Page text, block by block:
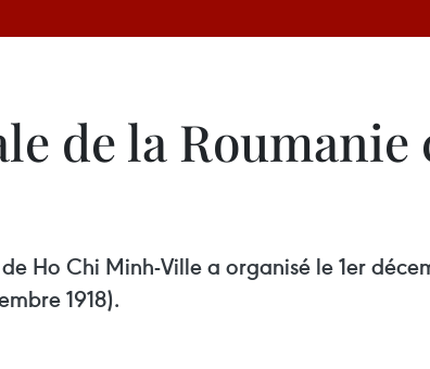
de la Roumanie
Ho Chi Minh-Ville a organisé le 1er
1918).